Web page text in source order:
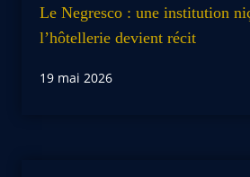
Le Negresco : une institution
l’hôtellerie devient récit
19 mai 2026